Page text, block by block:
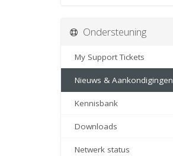
Ondersteuning
My Support Tickets
Nieuws & Aankondigingen
Kennisbank
Downloads
Netwerk status